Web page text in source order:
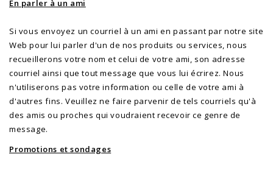
En parler à un ami
Si vous envoyez un courriel à un ami en passant par notre site
Web pour lui parler d'un de nos produits ou services, nous
recueillerons votre nom et celui de votre ami, son adresse
courriel ainsi que tout message que vous lui écrirez. Nous
n'utiliserons pas votre information ou celle de votre ami à
d'autres fins. Veuillez ne faire parvenir de tels courriels qu'à
des amis ou proches qui voudraient recevoir ce genre de
message.
Promotions et sondages